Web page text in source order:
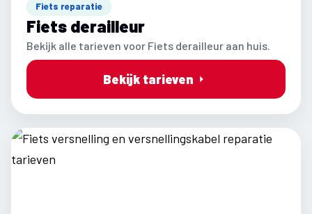
Fiets reparatie
Fiets derailleur
Bekijk alle tarieven voor Fiets derailleur aan huis.
Bekijk tarieven